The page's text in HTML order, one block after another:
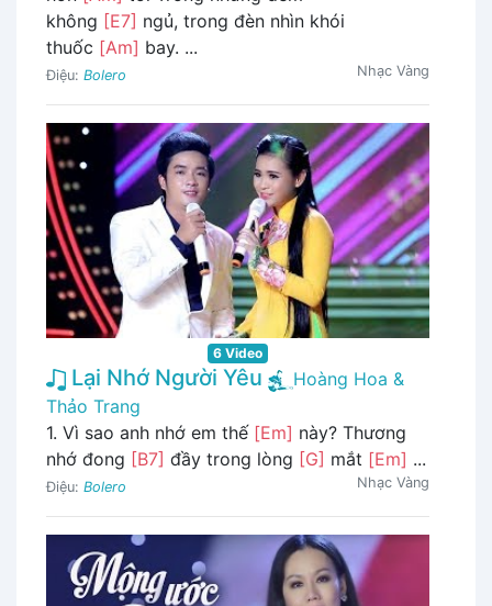
không [E7] ngủ, trong đèn nhìn khói
thuốc [Am] bay. ...
Điệu: Bolero Nhạc Vàng
6 Video
Lại Nhớ Người Yêu
Hoàng Hoa &
Thảo Trang
1. Vì sao anh nhớ em thế [Em] này? Thương
nhớ đong [B7] đầy trong lòng [G] mắt [Em] ...
Điệu: Bolero Nhạc Vàng